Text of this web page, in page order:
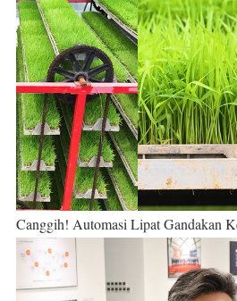
Canggih! Automasi Lipat Gandakan